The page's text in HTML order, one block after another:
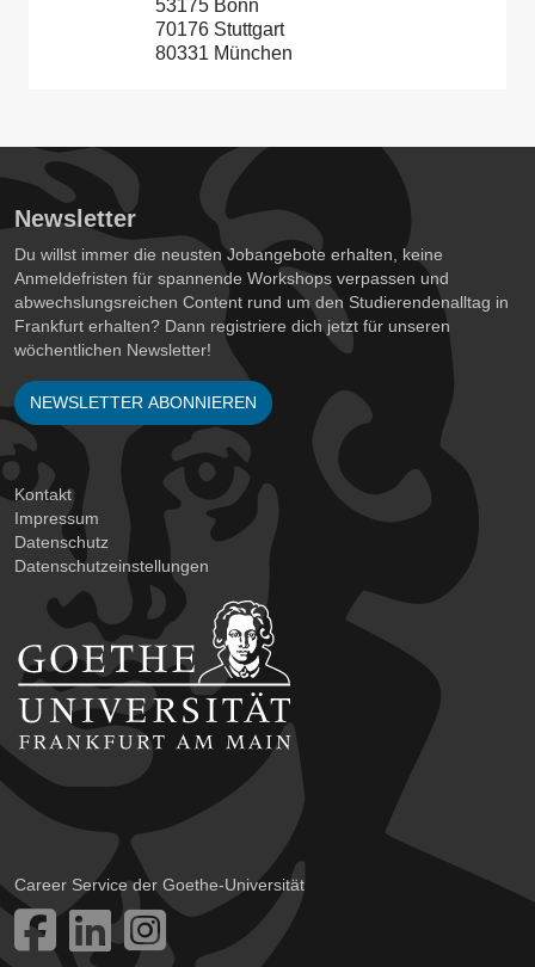
53175 Bonn
70176 Stuttgart
80331 München
Newsletter
Du willst immer die neusten Jobangebote erhalten, keine
Anmeldefristen für spannende Workshops verpassen und
abwechslungsreichen Content rund um den Studierendenalltag in
Frankfurt erhalten? Dann registriere dich jetzt für unseren
wöchentlichen Newsletter!
NEWSLETTER ABONNIEREN
Kontakt
Impressum
Datenschutz
Datenschutzeinstellungen
Career Service der Goethe-Universität